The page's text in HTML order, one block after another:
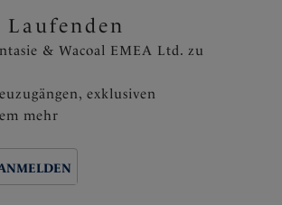
& Wacoal EMEA Ltd. zu
exklusiven
mehr